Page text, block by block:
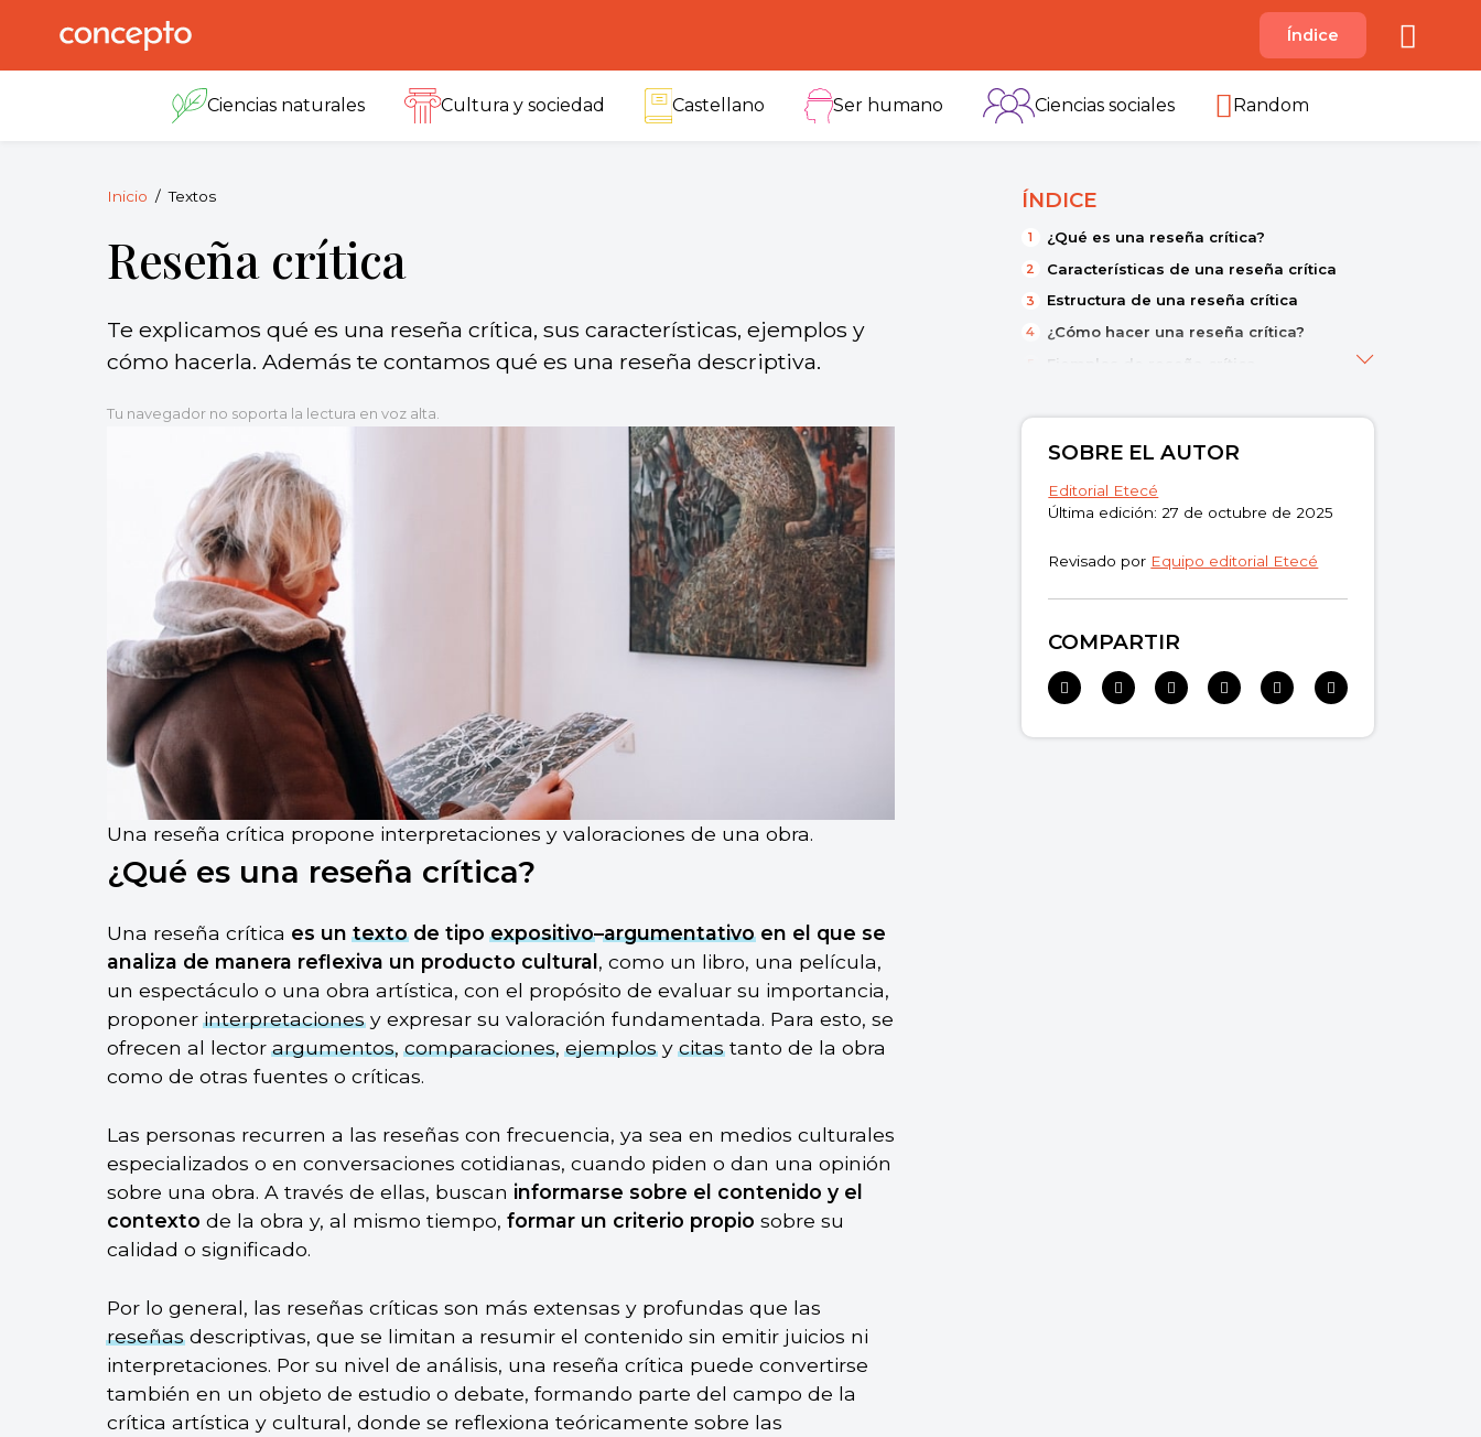
reservados.
B C
Índice
Ciencias naturales Cultura y sociedad Castellano Ser humano Ciencias sociales Random
Inicio Textos
Reseña crítica
Te explicamos qué es una reseña crítica, sus características, ejemplos y
cómo hacerla. Además te contamos qué es una reseña descriptiva.
Tu navegador no soporta la lectura en voz alta.
Una reseña crítica propone interpretaciones y valoraciones de una obra.
¿Qué es una reseña crítica?
Una reseña crítica es untextode tipoexpositivo–argumentativoen el que se
analiza de manera reflexiva un producto cultural , como un libro, una película,
un espectáculo o una obra artística, con el propósito de evaluar su importancia,
proponerinterpretacionesy expresar su valoración fundamentada. Para esto, se
ofrecen al lectorargumentos,comparaciones,ejemplosycitastanto de la obra
como de otras fuentes o críticas.
Las personas recurren a las reseñas con frecuencia, ya sea en medios culturales
especializados o en conversaciones cotidianas, cuando piden o dan una opinión
sobre una obra. A través de ellas, buscan informarse sobre el contenido y el
contexto de la obra y, al mismo tiempo, formar un criterio propio sobre su
calidad o significado.
Por lo general, las reseñas críticas son más extensas y profundas que las
reseñasdescriptivas, que se limitan a resumir el contenido sin emitir juicios ni
interpretaciones. Por su nivel de análisis, una reseña crítica puede convertirse
también en un objeto de estudio o debate, formando parte del campo de la
crítica artística y cultural, donde se reflexiona teóricamente sobre las
ÍNDICE
¿Qué es una reseña crítica?
Características de una reseña crítica
Estructura de una reseña crítica
¿Cómo hacer una reseña crítica?
Ejemplos de reseña crítica
SOBRE EL AUTOR
Editorial Etecé
Última edición: 27 de octubre de 2025
Revisado por Equipo editorial Etecé
COMPARTIR